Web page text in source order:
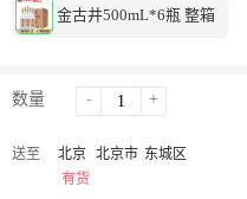
金古井500mL*6瓶 整箱
数量 - +
送至 北京 北京市 东城区
有货